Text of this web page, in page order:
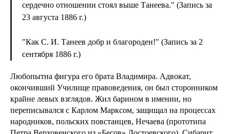
сердечно отношении стоял выше Танеева." (Запись за
23 августа 1886 г.)
"Как С. И. Танеев добр и благороден!" (Запись за 2
сентября 1886 г.)
Любопытна фигура его брата Владимира. Адвокат,
окончивший Училище правоведения, он был сторонником
крайне левых взглядов. Жил барином в имении, но
переписывался с Карлом Марксом, защищал на процессах
народников, польских повстанцев, Нечаева (прототипа